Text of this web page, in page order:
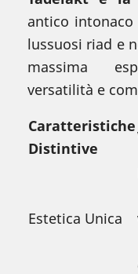
antico
lussuosi riad e
massima
versatilità e
Caratteristiche
Distintive
Estetica Unica